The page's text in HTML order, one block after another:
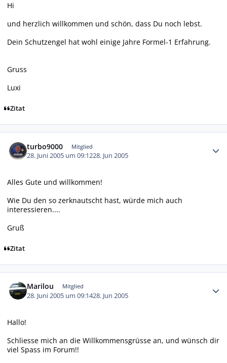
Hi
und herzlich willkommen und schön, dass Du noch lebst.
Dein Schutzengel hat wohl einige Jahre Formel-1 Erfahrung.
Gruss
Luxi
Zitat
turbo9000 Mitglied
28. Juni 2005 um 09:1228. Jun 2005
Alles Gute und willkommen!
Wie Du den so zerknautscht hast, würde mich auch
interessieren....
Gruß
Zitat
Marilou Mitglied
28. Juni 2005 um 09:1428. Jun 2005
Hallo!
Schliesse mich an die Willkommensgrüsse an, und wünsch dir
viel Spass im Forum!!